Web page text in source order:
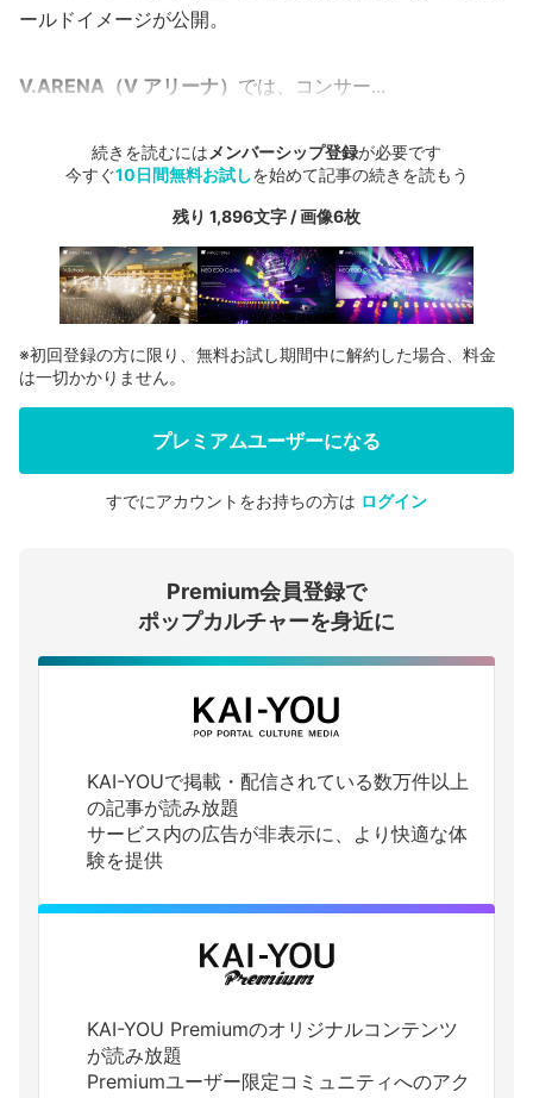
ールドイメージが公開。
V.ARENA（V アリーナ） では、コンサー...
続きを読むには メンバーシップ登録が必要です
今すぐ10日間無料お試しを始めて記事の続きを読もう
残り 1,896文字 / 画像6枚
会員登録する
ログインする
※初回登録の方に限り、無料お試し期間中に解約した場合、料金
は一切かかりません。
プレミアムユーザーになる
すでにアカウントをお持ちの方は ログイン
Premium会員登録で
ポップカルチャーを身近に
KAI-YOUで掲載・配信されている数万件以上
の記事が読み放題
サービス内の広告が非表示に、より快適な体
験を提供
KAI-YOU Premiumのオリジナルコンテンツ
が読み放題
Premiumユーザー限定コミュニティへのアク